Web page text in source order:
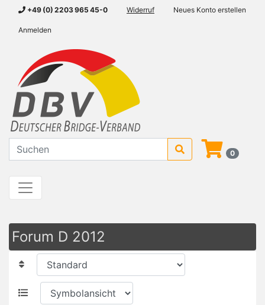
+49 (0) 2203 965 45-0 Widerruf Neues Konto erstellen
Anmelden
0
Forum D 2012